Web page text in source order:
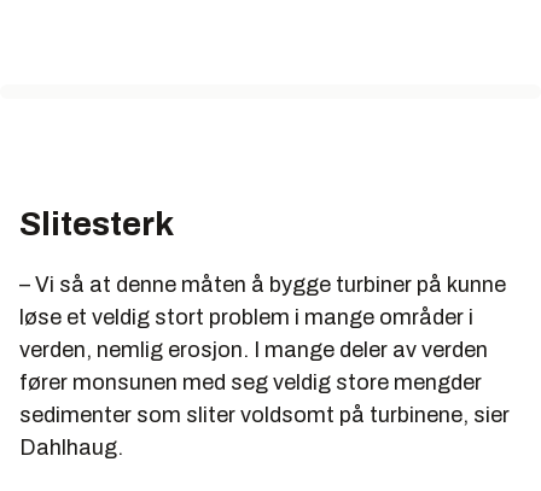
Slitesterk
– Vi så at denne måten å bygge turbiner på kunne
løse et veldig stort problem i mange områder i
verden, nemlig erosjon. I mange deler av verden
fører monsunen med seg veldig store mengder
sedimenter som sliter voldsomt på turbinene, sier
Dahlhaug.